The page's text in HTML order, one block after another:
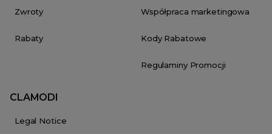
Zwroty
Rabaty
Współpraca marketingowa
Kody Rabatowe
Regulaminy Promocji
CLAMODI
Legal Notice